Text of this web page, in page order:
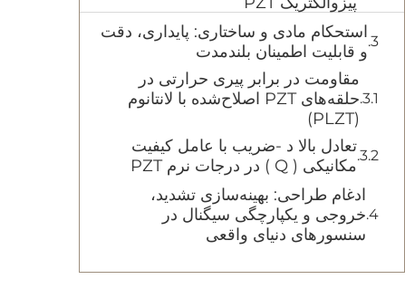
استحکام مادی و ساختاری: پایداری، دقت
و قابلیت اطمینان بلندمدت
مقاومت در برابر پیری حرارتی در
حلقه‌های PZT اصلاح‌شده با لانتانوم
(PLZT)
تعادل بالا د -ضریب با عامل کیفیت
مکانیکی ( Q ) در درجات نرم PZT
ادغام طراحی: بهینه‌سازی تشدید،
خروجی و یکپارچگی سیگنال در
سنسورهای دنیای واقعی